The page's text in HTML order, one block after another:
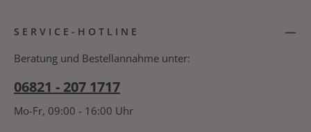
Kenntnis genommen und die
SERVICE-HOTLINE
Beratung und Bestellannahme unter:
06821 - 207 1717
Mo-Fr, 09:00 - 16:00 Uhr